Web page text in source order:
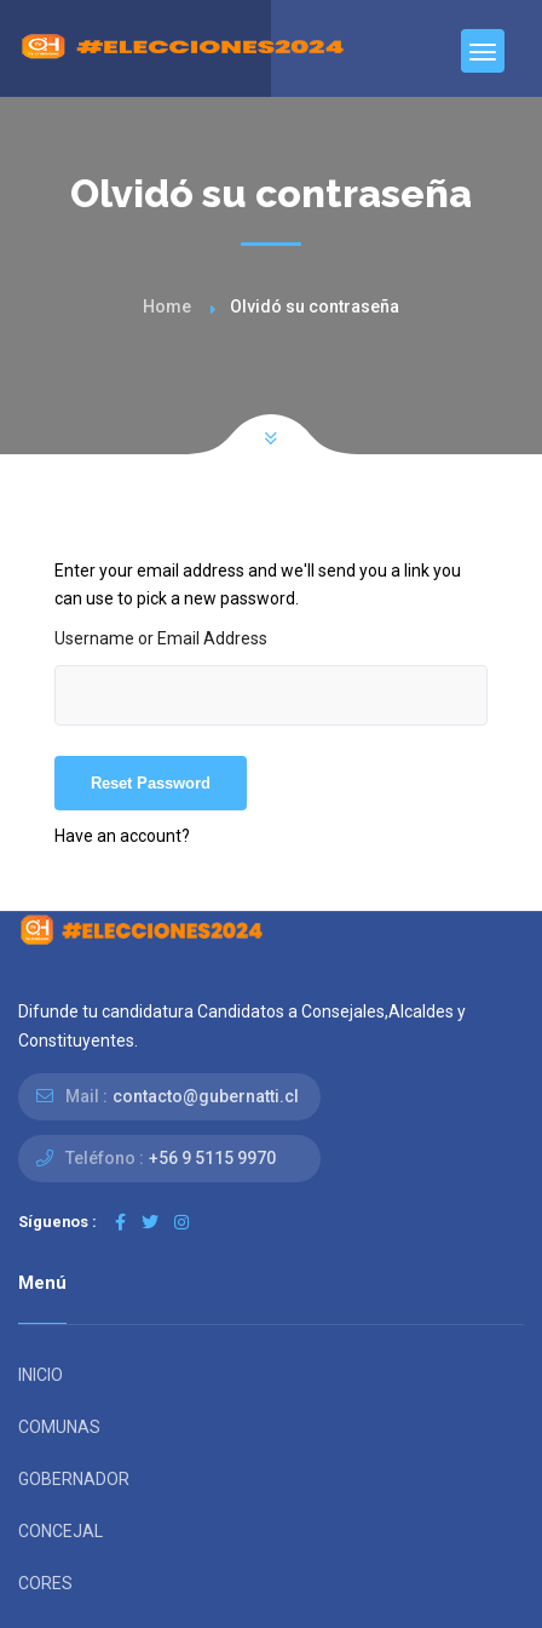
Olvidó su contraseña
Home Olvidó su contraseña
Enter your email address and we'll send you a link you
can use to pick a new password.
Username or Email Address
Have an account?
Difunde tu candidatura Candidatos a Consejales,Alcaldes y
Constituyentes.
Mail : contacto@gubernatti.cl
Teléfono : +56 9 5115 9970
Síguenos :
Menú
INICIO
COMUNAS
GOBERNADOR
CONCEJAL
CORES